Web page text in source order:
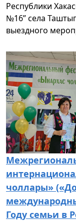
Республики
№16” села
выездного
чоллары»
Году семьи в